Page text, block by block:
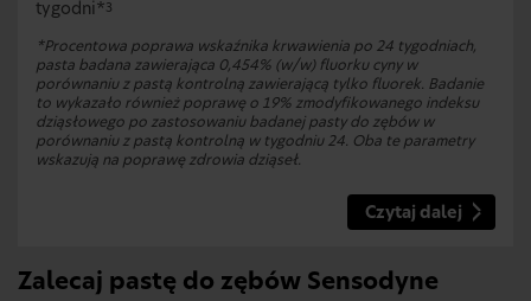
tygodni* 3
*Procentowa poprawa wskaźnika krwawienia po 24 tygodniach,
pasta badana zawierająca 0,454% (w/w) fluorku cyny w
porównaniu z pastą kontrolną zawierającą tylko fluorek. Badanie
to wykazało również poprawę o 19% zmodyfikowanego indeksu
dziąsłowego po zastosowaniu badanej pasty do zębów w
porównaniu z pastą kontrolną w tygodniu 24. Oba te parametry
wskazują na poprawę zdrowia dziąseł.
Czytaj dalej
Zalecaj pastę do zębów Sensodyne